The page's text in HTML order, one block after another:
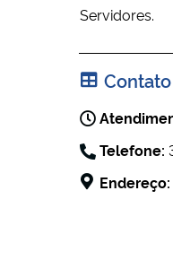
Servidores.
Contato
Telefone:
Endereço: